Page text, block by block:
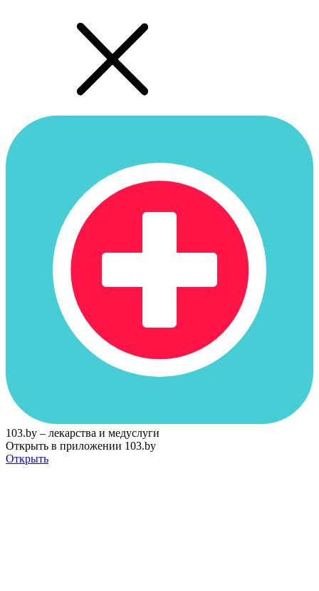
103.by – лекарства и медуслуги
Открыть в приложении 103.by
Открыть